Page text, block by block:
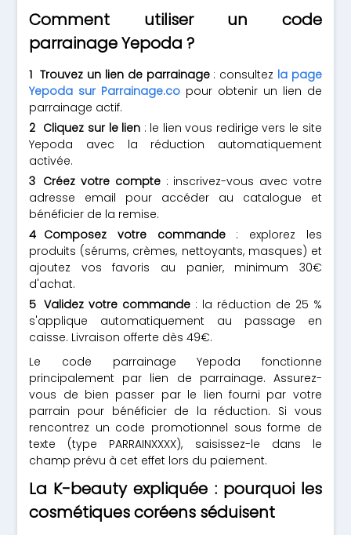
Comment utiliser un code
parrainage Yepoda ?
Trouvez un lien de parrainage: consultez la page
Yepoda sur Parrainage.co pour obtenir un lien de
parrainage actif.
Cliquez sur le lien : le lien vous redirige vers le site
Yepoda avec la réduction automatiquement
activée.
Créez votre compte: inscrivez-vous avec votre
adresse email pour accéder au catalogue et
bénéficier de la remise.
Composez votre commande: explorez les
produits (sérums, crèmes, nettoyants, masques) et
ajoutez vos favoris au panier, minimum 30€
d'achat.
Validez votre commande : la réduction de 25 %
s'applique automatiquement au passage en
caisse. Livraison offerte dès 49€.
Le code parrainage Yepoda fonctionne
principalement par lien de parrainage. Assurez-
vous de bien passer par le lien fourni par votre
parrain pour bénéficier de la réduction. Si vous
rencontrez un code promotionnel sous forme de
texte (type PARRAINXXXX), saisissez-le dans le
champ prévu à cet effet lors du paiement.
La K-beauty expliquée : pourquoi les
cosmétiques coréens séduisent